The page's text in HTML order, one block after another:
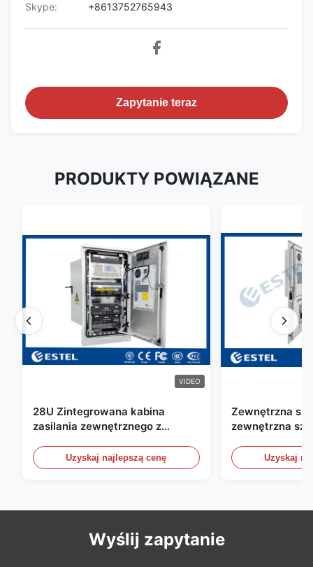
Skype:
+8613752765943
Zapytanie teraz
PRODUKTY POWIĄZANE
VIDEO
28U Zintegrowana kabina
zasilania zewnętrznego z
Uzyskaj najlepszą cenę
Zewnętrzna
zewnętrzna
wody /Uzyskaj
Wyślij zapytanie